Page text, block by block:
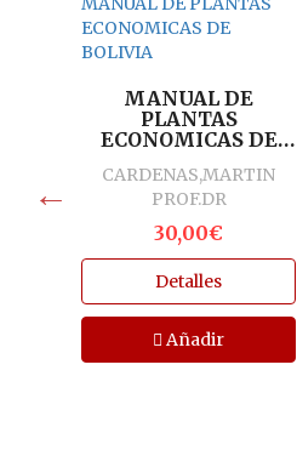
MANUAL DE
PLANTAS
ECONOMICAS DE
CARDENAS,MARTIN
PROF.DR
30,00€
Detalles
Añadir